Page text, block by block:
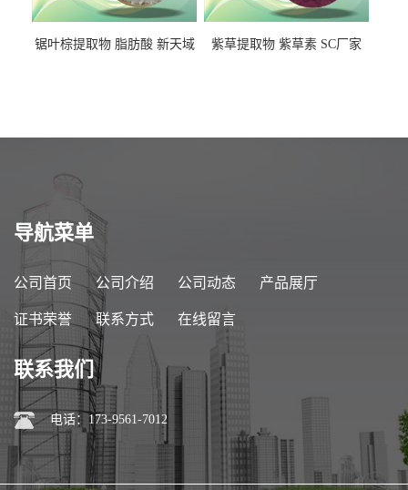
锯叶棕提取物 脂肪酸 新天域
紫草提取物 紫草素 SC厂家
导航菜单
公司首页 公司介绍 公司动态 产品展厅
证书荣誉 联系方式 在线留言
联系我们
电话：173-9561-7012